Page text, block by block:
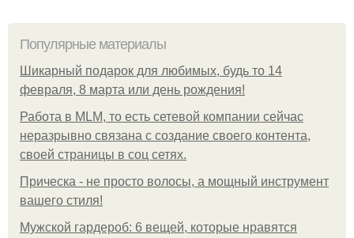
Популярные материалы
Шикарный подарок для любимых, будь то 14
февраля, 8 марта или день рождения!
Работа в MLM, то есть сетевой компании сейчас
неразрывно связана с создание своего контента,
своей страницы в соц сетях.
Прическа - не просто волосы, а мощный инструмент
вашего стиля!
Мужской гардероб: 6 вещей, которые нравятся